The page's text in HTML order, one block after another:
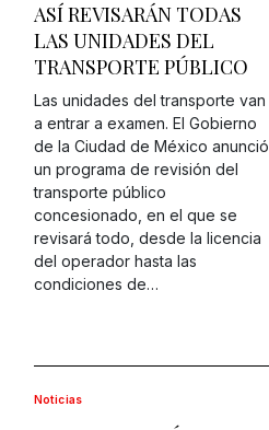
ASÍ REVISARÁN TODAS
LAS UNIDADES DEL
TRANSPORTE PÚBLICO
Las unidades del transporte van
a entrar a examen. El Gobierno
de la Ciudad de México anunció
un programa de revisión del
transporte público
concesionado, en el que se
revisará todo, desde la licencia
del operador hasta las
condiciones de…
Noticias